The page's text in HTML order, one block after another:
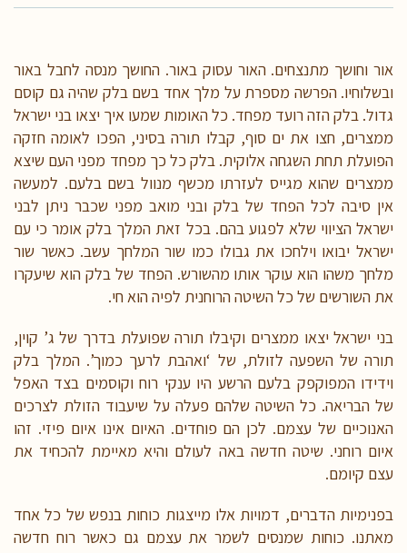
אור וחושך מתנצחים. האור עסוק באור. החושך מנסה לחבל באור
ובשלוחיו. הפרשה מספרת על מלך אחד בשם בלק שהיה גם קוסם
גדול. בלק הזה רועד מפחד. כל האומות שמעו איך יצאו בני ישראל
ממצרים, חצו את ים סוף, קבלו תורה בסיני, הפכו לאומה חזקה
הפועלת תחת השגחה אלוקית. בלק כל כך מפחד מפני העם שיצא
ממצרים שהוא מגייס לעזרתו מכשף מנוול בשם בלעם. למעשה
אין סיבה לכל הפחד של בלק ובני מואב מפני שכבר ניתן לבני
ישראל הציווי שלא לפגוע בהם. בכל זאת המלך בלק אומר כי עם
ישראל יבואו וילחכו את גבולו כמו שור המלחך עשב. כאשר שור
מלחך משהו הוא עוקר אותו מהשורש. הפחד של בלק הוא שיעקרו
את השורשים של כל השיטה הרוחנית לפיה הוא חי.
בני ישראל יצאו ממצרים וקיבלו תורה שפועלת בדרך של ג’ קוין,
תורה של השפעה לזולת, של ‘ואהבת לרעך כמוך’. המלך בלק
וידידו המפוקפק בלעם הרשע היו ענקי רוח וקוסמים בצד האפל
של הבריאה. כל השיטה שלהם פעלה על שיעבוד הזולת לצרכים
האנוכיים של עצמם. לכן הם פוחדים. האיום אינו איום פיזי. זהו
איום רוחני. שיטה חדשה באה לעולם והיא מאיימת להכחיד את
עצם קיומם.
בפנימיות הדברים, דמויות אלו מייצגות כוחות בנפש של כל אחד
מאתנו. כוחות שמנסים לשמר את עצמם גם כאשר רוח חדשה